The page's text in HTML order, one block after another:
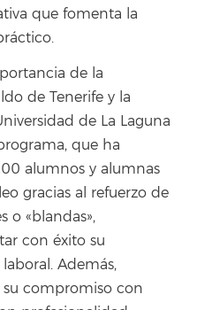
que fomenta la
de la
de Tenerife y la
de La Laguna
que ha
alumnos y alumnas
gracias al refuerzo de
o «blandas»,
con éxito su
Además,
su compromiso con